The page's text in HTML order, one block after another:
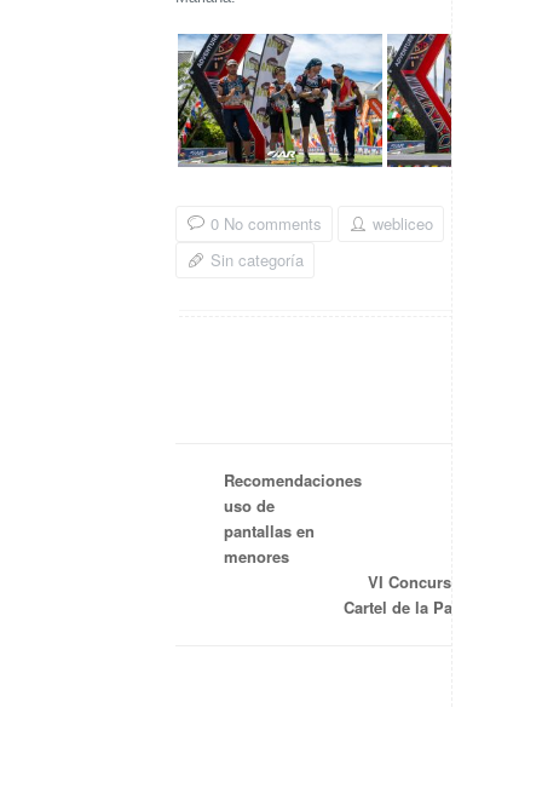
0 No comments
webliceo
Sin categoría
Recomendaciones
uso de
pantallas en
menores
VI Concurso
Cartel de la Paz